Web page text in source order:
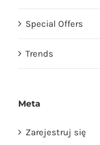
Special Offers
Trends
Meta
Zarejestruj się